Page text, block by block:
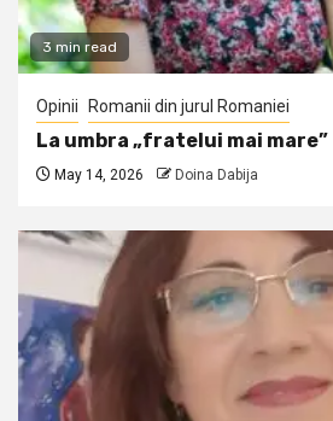
3 min read
Opinii Romanii din jurul Romaniei
La umbra „fratelui mai mare”
May 14, 2026 Doina Dabija